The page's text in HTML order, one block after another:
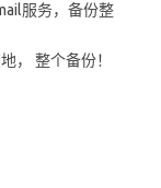
服务，备份整
， 整个备份！